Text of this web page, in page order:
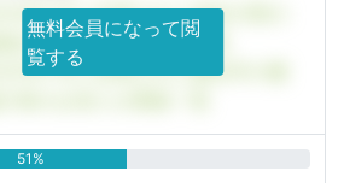
年7月に設置された神奈川県の
築計画のお知らせ看板一覧
年7月に設置された横浜市の建
無料会員になって閲
覧する
51%